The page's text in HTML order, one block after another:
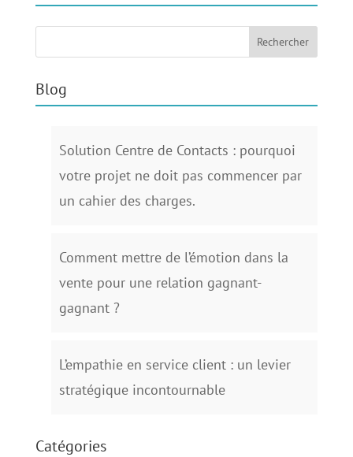
Blog
Solution Centre de Contacts : pourquoi
votre projet ne doit pas commencer par
un cahier des charges.
Comment mettre de l’émotion dans la
vente pour une relation gagnant-
gagnant ?
L’empathie en service client : un levier
stratégique incontournable
Catégories